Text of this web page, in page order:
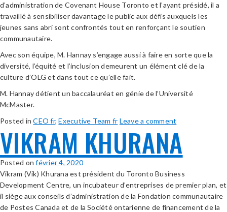
d’administration de Covenant House Toronto et l’ayant présidé, il a
travaillé à sensibiliser davantage le public aux défis auxquels les
jeunes sans abri sont confrontés tout en renforçant le soutien
communautaire.
Avec son équipe, M. Hannay s’engage aussi à faire en sorte que la
diversité, l’équité et l’inclusion demeurent un élément clé de la
culture d’OLG et dans tout ce qu’elle fait.
M. Hannay détient un baccalauréat en génie de l’Université
McMaster.
Posted inCEO fr,Executive Team fr Leave a comment
VIKRAM KHURANA
Posted onfévrier 4, 2020
Vikram (Vik) Khurana est président du Toronto Business
Development Centre, un incubateur d’entreprises de premier plan, et
il siège aux conseils d’administration de la Fondation communautaire
de Postes Canada et de la Société ontarienne de financement de la